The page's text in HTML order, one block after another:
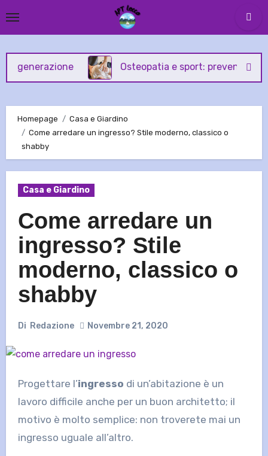
to
Osteopatia e sport: prevenzione e
Homepage
Casa e Giardino
Come arredare un ingresso? Stile moderno, classico o
shabby
Casa e Giardino
Come arredare un
ingresso? Stile
moderno, classico o
shabby
Di Redazione Novembre 21, 2020
Progettare l’ingresso di un’abitazione è un
lavoro difficile anche per un buon architetto; il
motivo è molto semplice: non troverete mai un
ingresso uguale all’altro.